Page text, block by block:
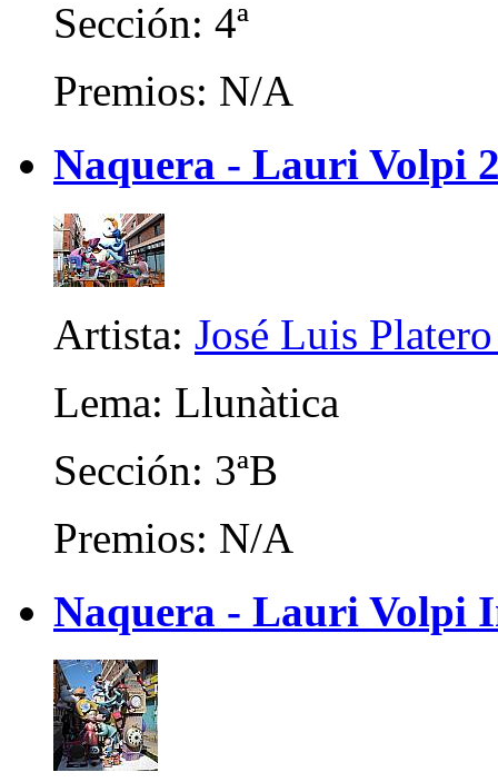
Sección: 4ª
Premios: N/A
Naquera - Lauri Volpi
Artista: José Luis
Lema: Llunàtica
Sección: 3ªB
Premios: N/A
Naquera - Lauri Volpi